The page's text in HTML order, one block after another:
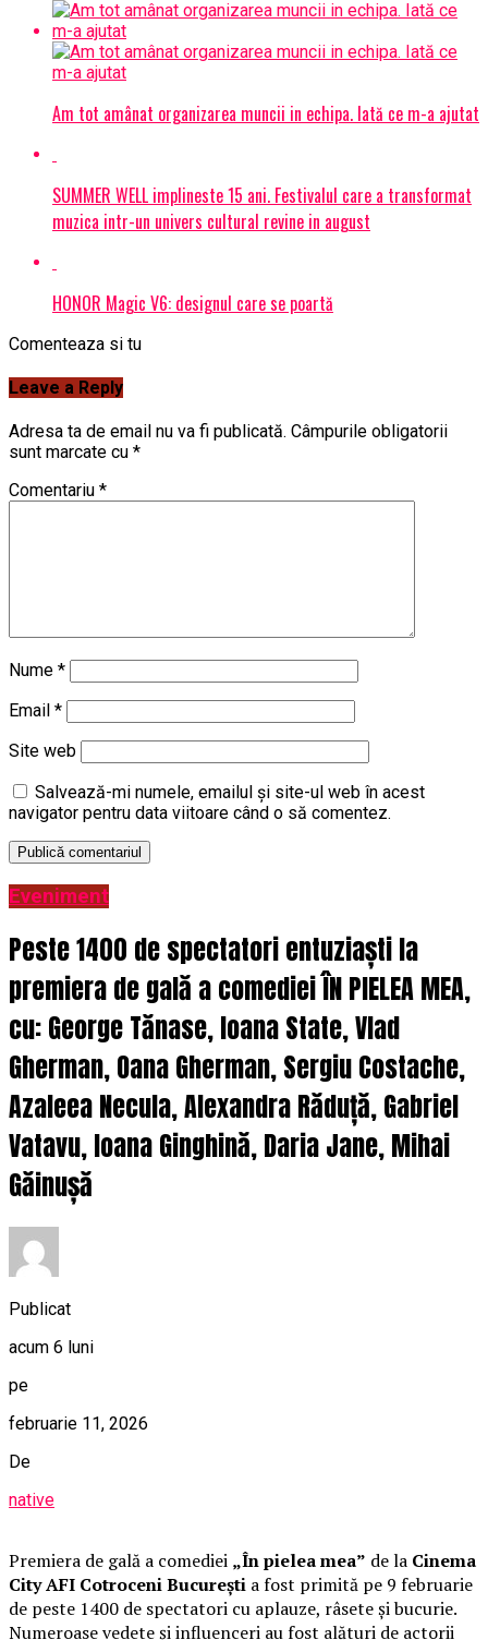
Am tot amânat organizarea muncii in echipa. Iată ce m-a ajutat
SUMMER WELL implineste 15 ani. Festivalul care a transformat
muzica intr-un univers cultural revine in august
HONOR Magic V6: designul care se poartă
Comenteaza si tu
Leave a Reply
Adresa ta de email nu va fi publicată. Câmpurile obligatorii
sunt marcate cu *
Comentariu *
Nume *
Email *
Site web
Salvează-mi numele, emailul și site-ul web în acest
navigator pentru data viitoare când o să comentez.
Eveniment
Peste 1400 de spectatori entuziaști la
premiera de gală a comediei ÎN PIELEA MEA,
cu: George Tănase, Ioana State, Vlad
Gherman, Oana Gherman, Sergiu Costache,
Azaleea Necula, Alexandra Răduță, Gabriel
Vatavu, Ioana Ginghină, Daria Jane, Mihai
Găinușă
Publicat
acum 6 luni
pe
februarie 11, 2026
De
native
Premiera de gală a comediei „În pielea mea” de la Cinema
City AFI Cotroceni București a fost primită pe 9 februarie
de peste 1400 de spectatori cu aplauze, râsete și bucurie.
Numeroase vedete și influenceri au fost alături de actorii